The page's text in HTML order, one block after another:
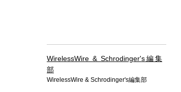
WirelessWire & Schrodinger's編集
部
WirelessWire & Schrodinger's編集部